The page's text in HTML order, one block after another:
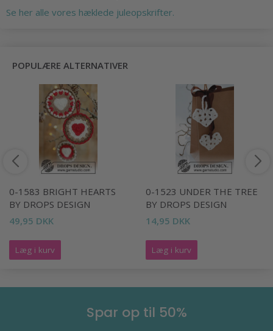
Se her alle vores hæklede juleopskrifter.
POPULÆRE ALTERNATIVER
0-1583 BRIGHT HEARTS
BY DROPS DESIGN
49,95 DKK
Læg i kurv
0-1523 UNDER THE TREE
BY DROPS DESIGN
14,95 DKK
Læg i kurv
Spar op til 50%